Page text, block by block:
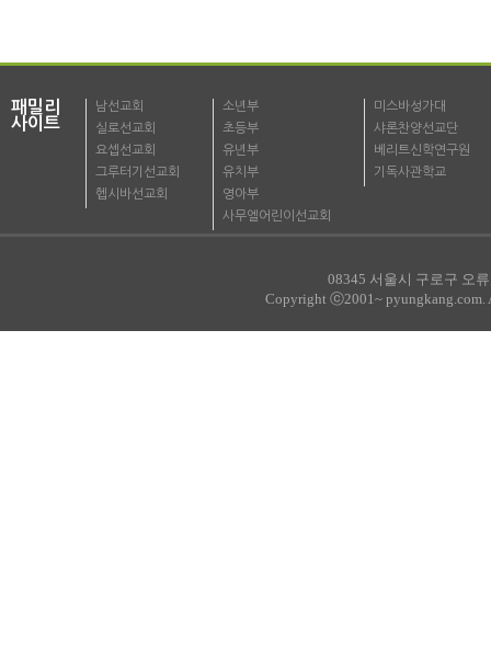
패밀리
사이트
남선교회
실로선교회
요셉선교회
그루터기선교회
헵시바선교회
소년부
초등부
유년부
유치부
영아부
사무엘어린이선교회
미스바성가대
샤론찬양선교단
베리트신학연구원
기독사관학교
08345 서울시 구로구 오
Copyright ⓒ2001~ pyungkang.com.